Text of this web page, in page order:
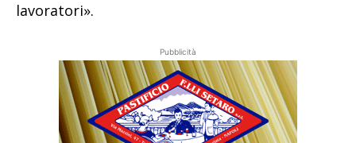
lavoratori».
Pubblicità